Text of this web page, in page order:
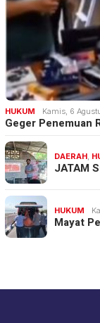
HUKUM Kamis, 6
Geger Penemuan
DAERAH
JATAM
HUKUM
Mayat